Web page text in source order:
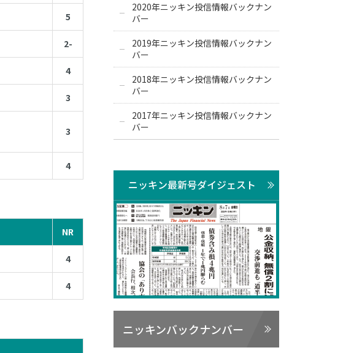
5
2-
4
3
3
4
NR
4
4
2020年ニッキン投信情報バックナン
バー
2019年ニッキン投信情報バックナン
バー
2018年ニッキン投信情報バックナン
バー
2017年ニッキン投信情報バックナン
バー
ニッキン最新号ダイジェスト
ニッキンバックナンバー